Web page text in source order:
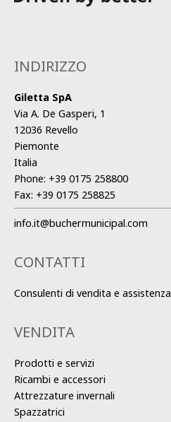
INDIRIZZO
Giletta SpA
Via A. De Gasperi, 1
12036 Revello
Piemonte
Italia
Phone: +39 0175 258800
Fax: +39 0175 258825
info.it@buchermunicipal.com
CONTATTI
Consulenti di vendita e assistenza
VENDITA
Prodotti e servizi
Ricambi e accessori
Attrezzature invernali
Spazzatrici